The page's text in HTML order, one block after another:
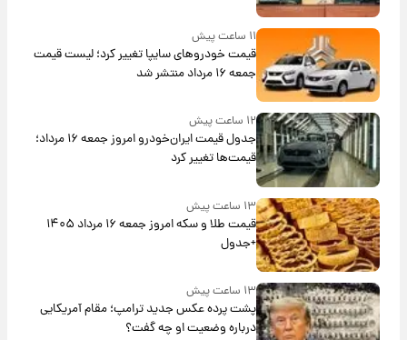
۱۱ ساعت پیش
قیمت خودروهای سایپا تغییر کرد؛ لیست قیمت
جمعه ۱۶ مرداد منتشر شد
۱۲ ساعت پیش
جدول قیمت ایران‌خودرو امروز جمعه ۱۶ مرداد؛
قیمت‌ها تغییر کرد
۱۳ ساعت پیش
قیمت طلا و سکه امروز جمعه ۱۶ مرداد ۱۴۰۵
+جدول
۱۳ ساعت پیش
پشت پرده عکس جدید ترامپ؛ مقام آمریکایی
درباره وضعیت او چه گفت؟